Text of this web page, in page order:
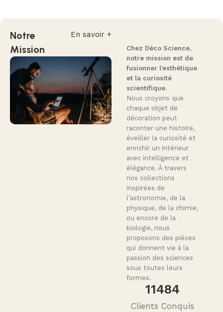
En savoir +
Notre
Mission
Chez Déco Science,
notre mission est de
fusionner l’esthétique
et la curiosité
scientifique.
Nous croyons que
chaque objet de
décoration peut
raconter une histoire,
éveiller la curiosité et
enrichir un intérieur
avec intelligence et
élégance. À travers
nos collections
inspirées de
l’astronomie, de la
physique, de la chimie,
ou encore de la
biologie, nous
proposons des pièces
qui donnent vie à la
passion des sciences
sous toutes leurs
formes.
11564
Clients Conquis